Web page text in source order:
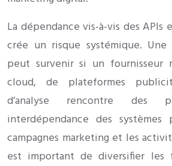
La dépendance vis-à-vis des APIs
crée un risque systémique. Une
peut survenir si un fournisseur
cloud, de plateformes
d’analyse rencontre des
interdépendance des
campagnes marketing et les
est important de diversifier les